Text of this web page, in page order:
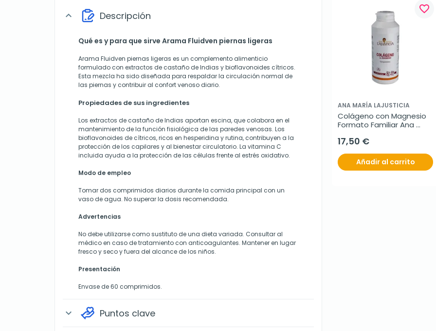
expand_more Descripción
Qué es y para que sirve Arama Fluidven piernas ligeras
Arama Fluidven piernas ligeras es un complemento alimenticio
formulado con extractos de castaño de Indias y bioflavonoides cítricos.
Esta mezcla ha sido diseñada para respaldar la circulación normal de
las piernas y contribuir al confort venoso diario.
Propiedades de sus ingredientes
Los extractos de castaño de Indias aportan escina, que colabora en el
mantenimiento de la función fisiológica de las paredes venosas. Los
bioflavonoides de cítricos, ricos en hesperidina y rutina, contribuyen a la
protección de los capilares y al bienestar circulatorio. La vitamina C
incluida ayuda a la protección de las células frente al estrés oxidativo.
Modo de empleo
Tomar dos comprimidos diarios durante la comida principal con un
vaso de agua. No superar la dosis recomendada.
Advertencias
No debe utilizarse como sustituto de una dieta variada. Consultar al
médico en caso de tratamiento con anticoagulantes. Mantener en lugar
fresco y seco y fuera del alcance de los niños.
Presentación
Envase de 60 comprimidos.
expand_more Puntos clave
favorite_border
ANA MARÍA LAJUSTICIA
Colágeno con Magnesio
Formato Familiar Ana
comprimidos
17,50 €
Añadir al carrito